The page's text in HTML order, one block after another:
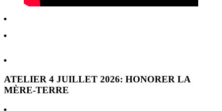
ATELIER 4 JUILLET 2026: HONORER LA
MÈRE-TERRE